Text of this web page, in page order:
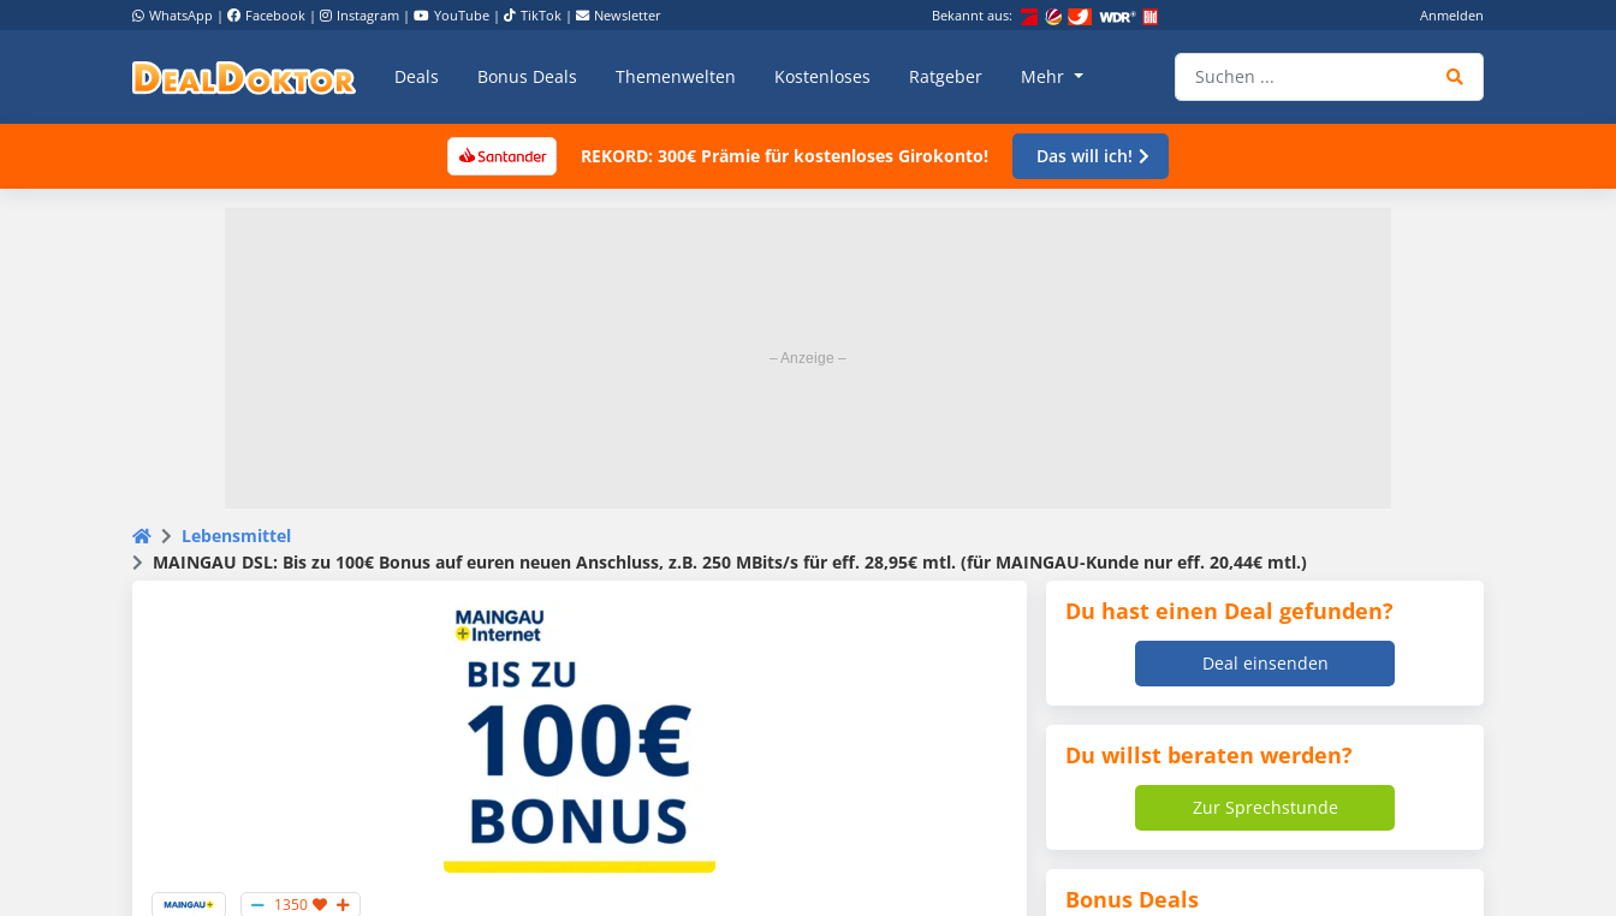
WhatsApp | Facebook | Instagram | YouTube | TikTok | Newsletter Bekannt aus: Anmelden
Deals Bonus Deals Themenwelten Kostenloses Ratgeber Mehr
REKORD: 300€ Prämie für kostenloses Girokonto! Das will ich!
Lebensmittel
MAINGAU DSL: Bis zu 100€ Bonus auf euren neuen Anschluss, z.B. 250 MBits/s für eff. 28,95€ mtl. (für MAINGAU-Kunde nur eff. 20,44€ mtl.)
1350
Du hast einen Deal gefunden?
Deal einsenden
Du willst beraten werden?
Zur Sprechstunde
Bonus Deals